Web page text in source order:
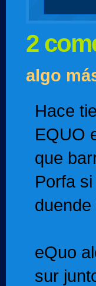
2
algo
Hace
EQUO
que
Porfa
eQuo
sur